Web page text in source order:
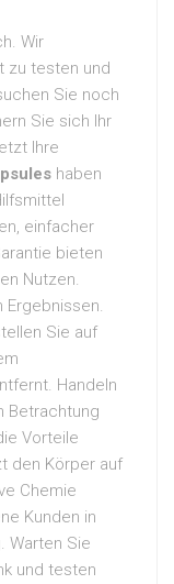
Wir
zu testen und
Sie noch
Sie sich Ihr
Ihre
haben
einfacher
bieten
Nutzen.
Sie auf
Handeln
Betrachtung
Vorteile
den Körper auf
Chemie
Kunden in
Warten Sie
und testen